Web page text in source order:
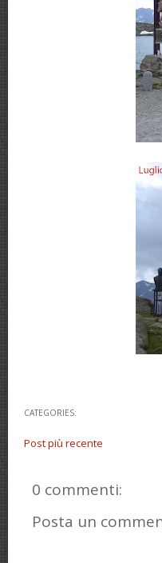
CATEGORIES:
Post più recente
0 commenti:
Posta un